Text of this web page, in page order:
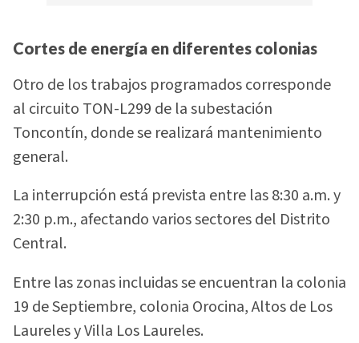
Cortes de energía en diferentes colonias
Otro de los trabajos programados corresponde
al circuito TON-L299 de la subestación
Toncontín, donde se realizará mantenimiento
general.
La interrupción está prevista entre las 8:30 a.m. y
2:30 p.m., afectando varios sectores del Distrito
Central.
Entre las zonas incluidas se encuentran la colonia
19 de Septiembre, colonia Orocina, Altos de Los
Laureles y Villa Los Laureles.